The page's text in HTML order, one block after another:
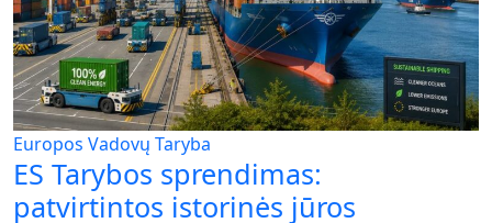
Europos Vadovų Taryba
ES Tarybos sprendimas:
patvirtintos istorinės jūros